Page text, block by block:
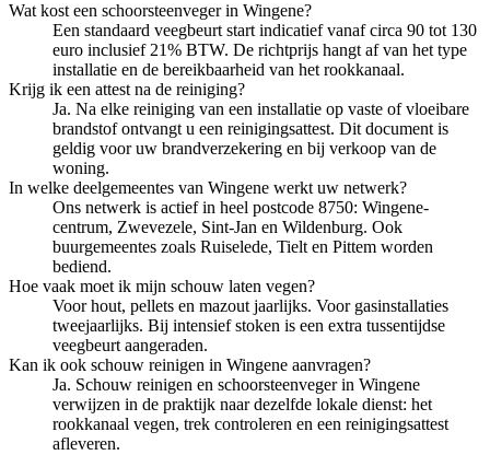
Wat kost een schoorsteenveger in Wingene?
Een standaard veegbeurt start indicatief vanaf circa 90 tot 130
euro inclusief 21% BTW. De richtprijs hangt af van het type
installatie en de bereikbaarheid van het rookkanaal.
Krijg ik een attest na de reiniging?
Ja. Na elke reiniging van een installatie op vaste of vloeibare
brandstof ontvangt u een reinigingsattest. Dit document is
geldig voor uw brandverzekering en bij verkoop van de
woning.
In welke deelgemeentes van Wingene werkt uw netwerk?
Ons netwerk is actief in heel postcode 8750: Wingene-
centrum, Zwevezele, Sint-Jan en Wildenburg. Ook
buurgemeentes zoals Ruiselede, Tielt en Pittem worden
bediend.
Hoe vaak moet ik mijn schouw laten vegen?
Voor hout, pellets en mazout jaarlijks. Voor gasinstallaties
tweejaarlijks. Bij intensief stoken is een extra tussentijdse
veegbeurt aangeraden.
Kan ik ook schouw reinigen in Wingene aanvragen?
Ja. Schouw reinigen en schoorsteenveger in Wingene
verwijzen in de praktijk naar dezelfde lokale dienst: het
rookkanaal vegen, trek controleren en een reinigingsattest
afleveren.